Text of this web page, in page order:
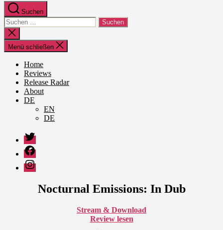
Suchen
Suche
nach:
Suche
schließen
Menü schließen
Home
Reviews
Release Radar
About
DE
EN
DE
Twitter
Facebook
Instagram
Nocturnal Emissions: In Dub
Stream & Download
Review lesen